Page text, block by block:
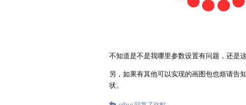
不知道是不是我哪里参数设置有问题，还是
另，如果有其他可以实现的画图包也烦请告
状。